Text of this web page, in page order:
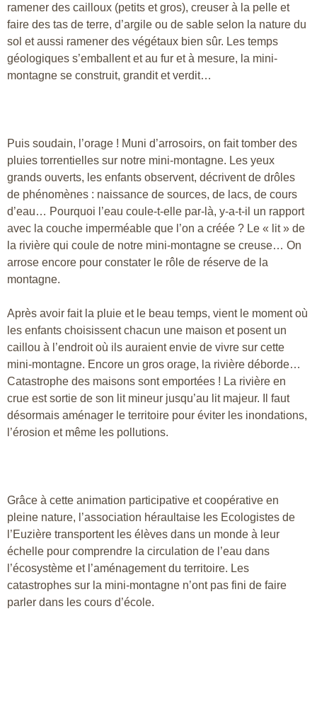
ramener des cailloux (petits et gros), creuser à la pelle et
faire des tas de terre, d’argile ou de sable selon la nature du
sol et aussi ramener des végétaux bien sûr. Les temps
géologiques s’emballent et au fur et à mesure, la mini-
montagne se construit, grandit et verdit…
Puis soudain, l’orage ! Muni d’arrosoirs, on fait tomber des
pluies torrentielles sur notre mini-montagne. Les yeux
grands ouverts, les enfants observent, décrivent de drôles
de phénomènes : naissance de sources, de lacs, de cours
d’eau… Pourquoi l’eau coule-t-elle par-là, y-a-t-il un rapport
avec la couche imperméable que l’on a créée ? Le « lit » de
la rivière qui coule de notre mini-montagne se creuse… On
arrose encore pour constater le rôle de réserve de la
montagne.
Après avoir fait la pluie et le beau temps, vient le moment où
les enfants choisissent chacun une maison et posent un
caillou à l’endroit où ils auraient envie de vivre sur cette
mini-montagne. Encore un gros orage, la rivière déborde…
Catastrophe des maisons sont emportées ! La rivière en
crue est sortie de son lit mineur jusqu’au lit majeur. Il faut
désormais aménager le territoire pour éviter les inondations,
l’érosion et même les pollutions.
Grâce à cette animation participative et coopérative en
pleine nature, l’association héraultaise les Ecologistes de
l’Euzière transportent les élèves dans un monde à leur
échelle pour comprendre la circulation de l’eau dans
l’écosystème et l’aménagement du territoire. Les
catastrophes sur la mini-montagne n’ont pas fini de faire
parler dans les cours d’école.